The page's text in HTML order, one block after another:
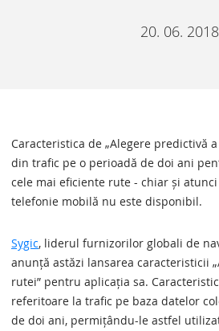
20. 06. 2018
Caracteristica de „Alegere predictivă
din trafic pe o perioadă de doi ani
cele mai eficiente rute - chiar și
telefonie mobilă nu este disponibil.
Sygic, liderul furnizorilor globali de
anunță astăzi lansarea caracteristicii
rutei” pentru aplicația sa.
referitoare la trafic pe baza datelor
de doi ani, permițându-le astfel